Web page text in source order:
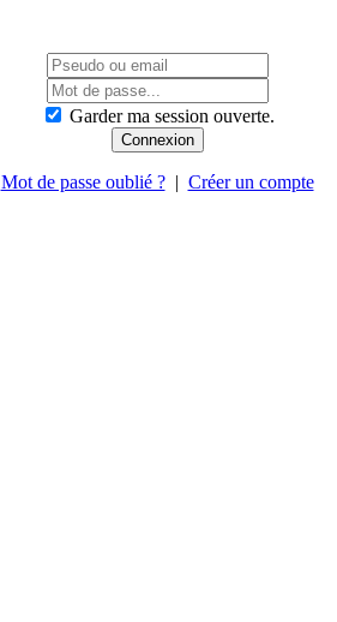
Garder ma session ouverte.
Mot de passe oublié ?| Créer un compte